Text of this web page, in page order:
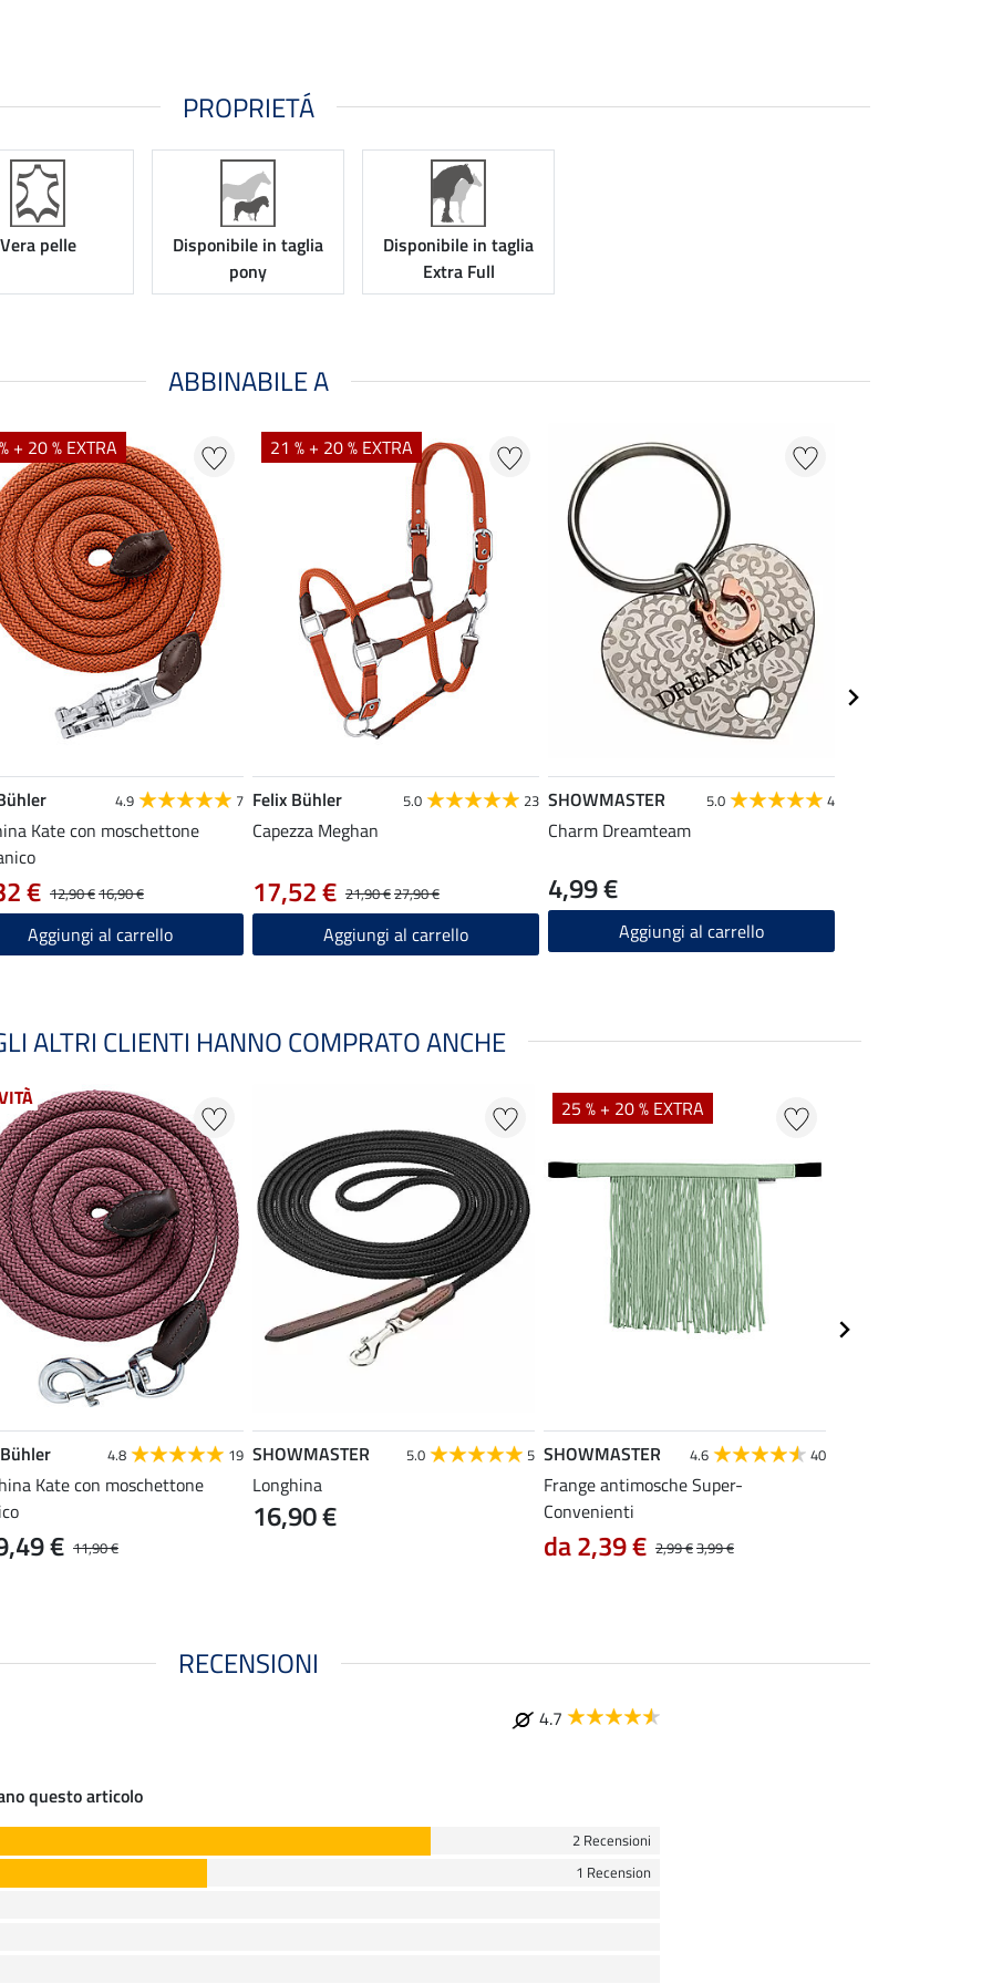
PROPRIETÁ
Vera pelle
Disponibile in taglia
pony
Disponibile in taglia
Extra Full
ABBINABILE A
+ 20 % EXTRA
4.9 7
Kate con moschettone
12,90 €16,90 €
€
Aggiungi al carrello
21 % + 20 % EXTRA
Felix Bühler 5.0 23
Capezza Meghan
21,90 €27,90 €
17,52 €
Aggiungi al carrello
SHOWMASTER 5.0 4
Charm Dreamteam
4,99 €
Aggiungi al carrello
ALTRI CLIENTI HANNO COMPRATO ANCHE
4.8 19
Kate con moschettone
11,90 €
€
SHOWMASTER 5.0 5
Longhina
16,90 €
25 % + 20 % EXTRA
SHOWMASTER 4.6 40
Frange antimosche Super-
Convenienti
2,99 €3,99 €
da 2,39 €
RECENSIONI
4.7
questo articolo
2 Recensioni
1 Recension